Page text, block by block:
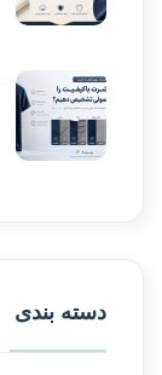
دسته بندی